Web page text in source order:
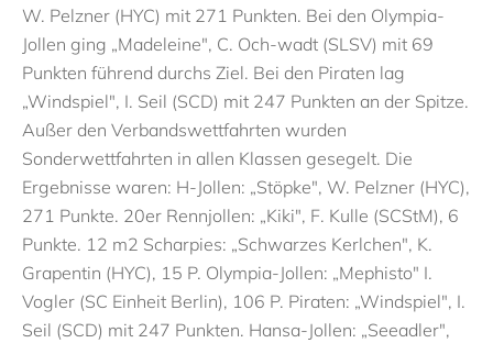
W. Pelzner (HYC) mit 271 Punkten. Bei den Olympia-
Jollen ging „Madeleine", C. Och-wadt (SLSV) mit 69
Punkten führend durchs Ziel. Bei den Piraten lag
„Windspiel", I. Seil (SCD) mit 247 Punkten an der Spitze.
Außer den Verbandswettfahrten wurden
Sonderwettfahrten in allen Klassen gesegelt. Die
Ergebnisse waren: H-Jollen: „Stöpke", W. Pelzner (HYC),
271 Punkte. 20er Rennjollen: „Kiki", F. Kulle (SCStM), 6
Punkte. 12 m2 Scharpies: „Schwarzes Kerlchen", K.
Grapentin (HYC), 15 P. Olympia-Jollen: „Mephisto" I.
Vogler (SC Einheit Berlin), 106 P. Piraten: „Windspiel", I.
Seil (SCD) mit 247 Punkten. Hansa-Jollen: „Seeadler",